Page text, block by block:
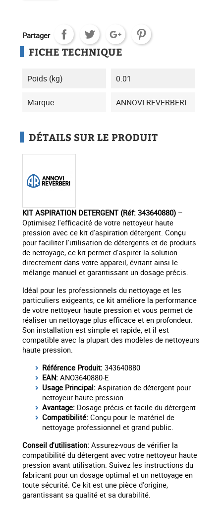
Partager
FICHE TECHNIQUE
Poids (kg) 0.01
Marque ANNOVI REVERBERI
DÉTAILS SUR LE PRODUIT
KIT ASPIRATION DETERGENT (Réf: 343640880) –
Optimisez l'efficacité de votre nettoyeur haute
pression avec ce kit d'aspiration détergent. Conçu
pour faciliter l'utilisation de détergents et de produits
de nettoyage, ce kit permet d'aspirer la solution
directement dans votre appareil, évitant ainsi le
mélange manuel et garantissant un dosage précis.
Idéal pour les professionnels du nettoyage et les
particuliers exigeants, ce kit améliore la performance
de votre nettoyeur haute pression et vous permet de
réaliser un nettoyage plus efficace et en profondeur.
Son installation est simple et rapide, et il est
compatible avec la plupart des modèles de nettoyeurs
haute pression.
Référence Produit: 343640880
EAN: ANO3640880-E
Usage Principal: Aspiration de détergent pour
nettoyeur haute pression
Avantage: Dosage précis et facile du détergent
Compatibilité: Conçu pour le matériel de
nettoyage professionnel et grand public.
Conseil d'utilisation: Assurez-vous de vérifier la
compatibilité du détergent avec votre nettoyeur haute
pression avant utilisation. Suivez les instructions du
fabricant pour un dosage optimal et un nettoyage en
toute sécurité. Ce kit est une pièce d'origine,
garantissant sa qualité et sa durabilité.